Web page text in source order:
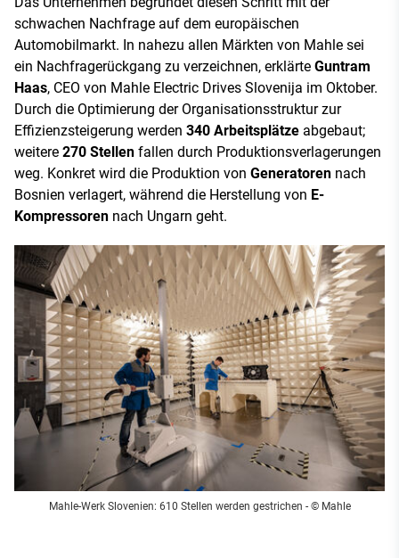
schwachen Nachfrage auf dem europäischen
Automobilmarkt. In nahezu allen Märkten von Mahle sei
ein Nachfragerückgang zu verzeichnen, erklärte Guntram
Haas, CEO von Mahle Electric Drives Slovenija im Oktober.
Durch die Optimierung der Organisationsstruktur zur
Effizienzsteigerung werden 340 Arbeitsplätze abgebaut;
weitere 270 Stellen fallen durch Produktionsverlagerungen
weg. Konkret wird die Produktion von Generatoren nach
Bosnien verlagert, während die Herstellung von E-
Kompressoren nach Ungarn geht.
Mahle-Werk Slovenien: 610 Stellen werden gestrichen - © Mahle